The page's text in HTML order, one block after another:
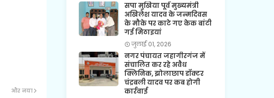
और नया
सपा मुखिया पूर्व मुख्यमंत्री
अखिलेश यादव के जन्मदिवस
के मौके पर काटे गए केक बांटी
गई मिठाइयां
जुलाई 01, 2026
नगर पंचायत जहागीरगंज में
संचालित कर रहे अवैध
क्लिनिक, झोलाछाप डॉक्टर
चंद्रबली यादव पर कब होगी
कार्रवाई